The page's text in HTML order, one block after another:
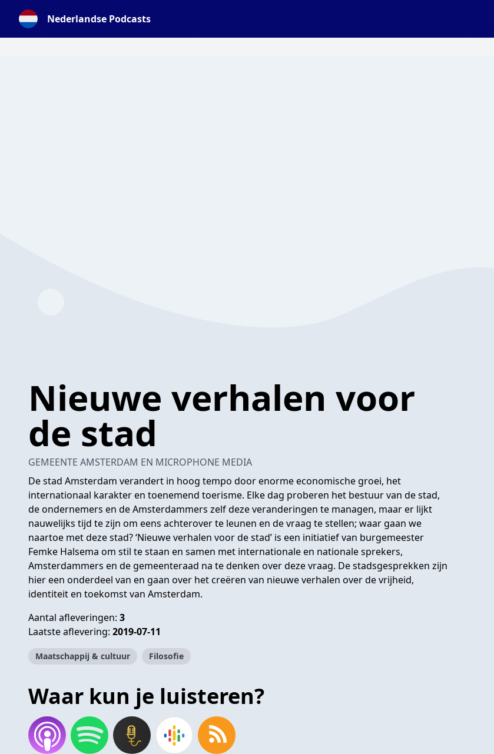
Nederlandse Podcasts
Nieuwe verhalen voor
de stad
GEMEENTE AMSTERDAM EN MICROPHONE MEDIA
De stad Amsterdam verandert in hoog tempo door enorme economische groei, het
internationaal karakter en toenemend toerisme. Elke dag proberen het bestuur van de stad,
de ondernemers en de Amsterdammers zelf deze veranderingen te managen, maar er lijkt
nauwelijks tijd te zijn om eens achterover te leunen en de vraag te stellen; waar gaan we
naartoe met deze stad? ‘Nieuwe verhalen voor de stad’ is een initiatief van burgemeester
Femke Halsema om stil te staan en samen met internationale en nationale sprekers,
Amsterdammers en de gemeenteraad na te denken over deze vraag. De stadsgesprekken zijn
hier een onderdeel van en gaan over het creëren van nieuwe verhalen over de vrijheid,
identiteit en toekomst van Amsterdam.
Aantal afleveringen: 3
Laatste aflevering: 2019-07-11
Maatschappij & cultuur Filosofie
Waar kun je luisteren?